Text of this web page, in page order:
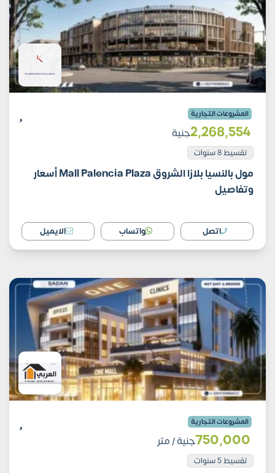
المشروعات التجارية
2٬268٬554جنية
تقسيط 8 سنوات
مول بالنسيا بلازا الشروق Mall Palencia Plaza أسعار
وتفاصيل
اتصل واتساب الايميل
المشروعات التجارية
750٬000جنية/ متر
تقسيط 5 سنوات